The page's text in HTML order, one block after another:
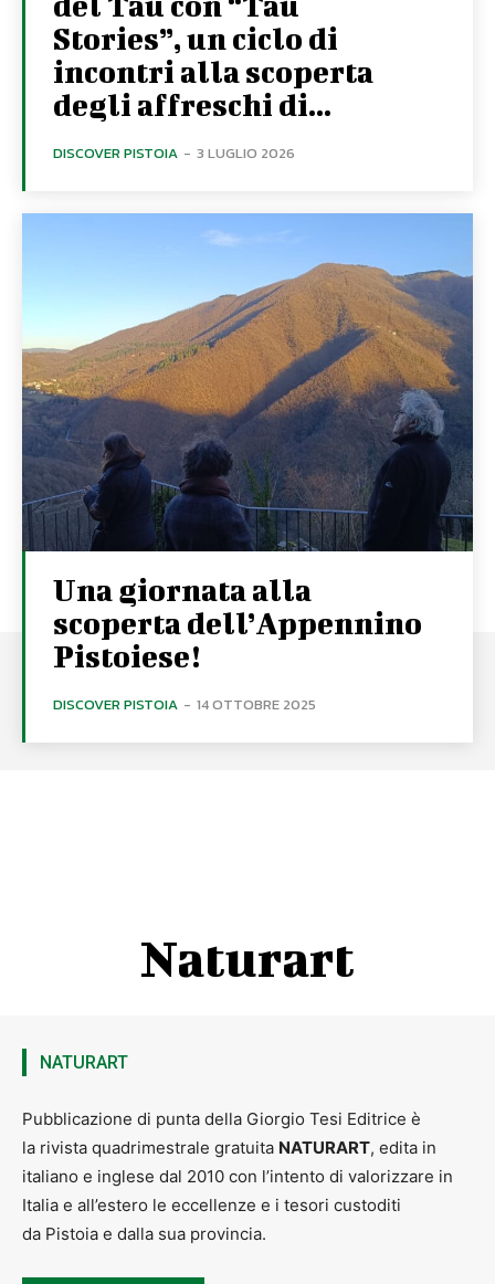
Stories”, un ciclo di
incontri alla scoperta
degli affreschi di...
DISCOVER PISTOIA - 3 LUGLIO 2026
Una giornata alla
scoperta dell’Appennino
Pistoiese!
DISCOVER PISTOIA - 14 OTTOBRE 2025
Naturart
NATURART
Pubblicazione di punta della Giorgio Tesi Editrice è
la rivista quadrimestrale gratuita NATURART, edita in
italiano e inglese dal 2010 con l’intento di valorizzare in
Italia e all’estero le eccellenze e i tesori custoditi
da Pistoia e dalla sua provincia.